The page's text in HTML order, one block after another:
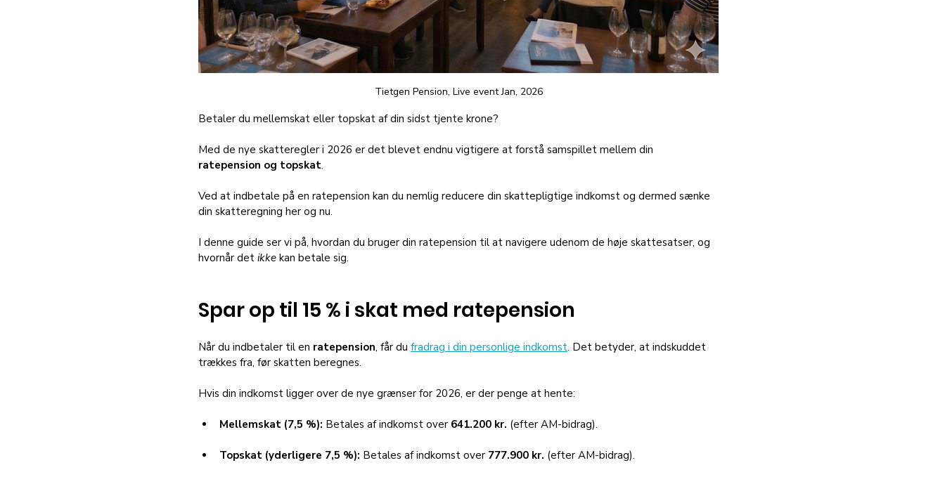
Tietgen Pension, Live event Jan, 2026
Betaler du mellemskat eller topskat af din sidst tjente krone?
Med de nye skatteregler i 2026 er det blevet endnu vigtigere at forstå samspillet mellem din
ratepension og topskat.
Ved at indbetale på en ratepension kan du nemlig reducere din skattepligtige indkomst og dermed sænke
din skatteregning her og nu.
I denne guide ser vi på, hvordan du bruger din ratepension til at navigere udenom de høje skattesatser, og
hvornår det ikke kan betale sig.
Spar op til 15 % i skat med ratepension
Når du indbetaler til en ratepension, får du fradrag i din personlige indkomst. Det betyder, at indskuddet
trækkes fra, før skatten beregnes.
Hvis din indkomst ligger over de nye grænser for 2026, er der penge at hente:
Mellemskat (7,5 %): Betales af indkomst over 641.200 kr. (efter AM-bidrag).
Topskat (yderligere 7,5 %): Betales af indkomst over 777.900 kr. (efter AM-bidrag).